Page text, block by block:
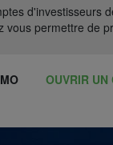
d'investisseurs
permettre de
OUVRIR UN